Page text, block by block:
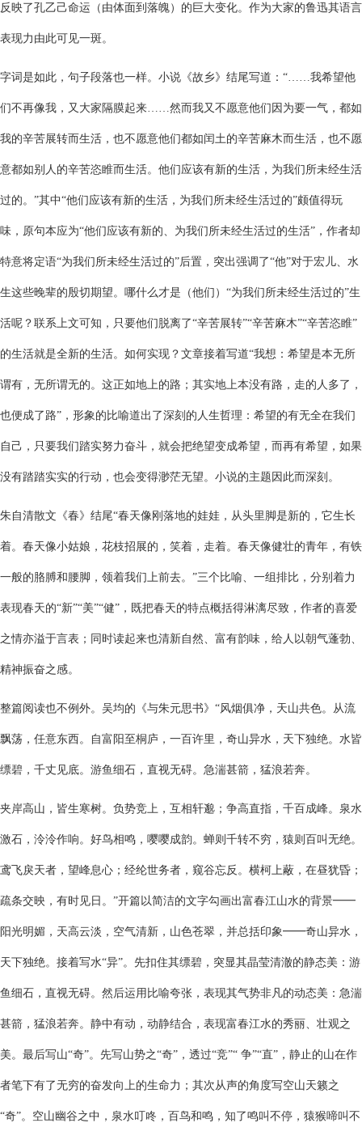
反映了孔乙己命运（由体面到落魄）的巨大变化。作为大家的鲁迅其语言
表现力由此可见一斑。
字词是如此，句子段落也一样。小说《故乡》结尾写道：“……我希望他
们不再像我，又大家隔膜起来……然而我又不愿意他们因为要一气，都如
我的辛苦展转而生活，也不愿意他们都如闰土的辛苦麻木而生活，也不愿
意都如别人的辛苦恣睢而生活。他们应该有新的生活，为我们所未经生活
过的。”其中“他们应该有新的生活，为我们所未经生活过的”颇值得玩
味，原句本应为“他们应该有新的、为我们所未经生活过的生活”，作者却
特意将定语“为我们所未经生活过的”后置，突出强调了“他”对于宏儿、水
生这些晚辈的殷切期望。哪什么才是（他们）“为我们所未经生活过的”生
活呢？联系上文可知，只要他们脱离了“辛苦展转”“辛苦麻木”“辛苦恣睢”
的生活就是全新的生活。如何实现？文章接着写道“我想：希望是本无所
谓有，无所谓无的。这正如地上的路；其实地上本没有路，走的人多了，
也便成了路”，形象的比喻道出了深刻的人生哲理：希望的有无全在我们
自己，只要我们踏实努力奋斗，就会把绝望变成希望，而再有希望，如果
没有踏踏实实的行动，也会变得渺茫无望。小说的主题因此而深刻。
朱自清散文《春》结尾“春天像刚落地的娃娃，从头里脚是新的，它生长
着。春天像小姑娘，花枝招展的，笑着，走着。春天像健壮的青年，有铁
一般的胳膊和腰脚，领着我们上前去。”三个比喻、一组排比，分别着力
表现春天的“新”“美”“健”，既把春天的特点概括得淋漓尽致，作者的喜爱
之情亦溢于言表；同时读起来也清新自然、富有韵味，给人以朝气蓬勃、
精神振奋之感。
整篇阅读也不例外。吴均的《与朱元思书》“风烟俱净，天山共色。从流
飘荡，任意东西。自富阳至桐庐，一百许里，奇山异水，天下独绝。水皆
缥碧，千丈见底。游鱼细石，直视无碍。急湍甚箭，猛浪若奔。
夹岸高山，皆生寒树。负势竞上，互相轩邈；争高直指，千百成峰。泉水
激石，泠泠作响。好鸟相鸣，嘤嘤成韵。蝉则千转不穷，猿则百叫无绝。
鸢飞戾天者，望峰息心；经纶世务者，窥谷忘反。横柯上蔽，在昼犹昏；
疏条交映，有时见日。”开篇以简洁的文字勾画出富春江山水的背景━━
阳光明媚，天高云淡，空气清新，山色苍翠，并总括印象━━奇山异水，
天下独绝。接着写水“异”。先扣住其缥碧，突显其晶莹清澈的静态美：游
鱼细石，直视无碍。然后运用比喻夸张，表现其气势非凡的动态美：急湍
甚箭，猛浪若奔。静中有动，动静结合，表现富春江水的秀丽、壮观之
美。最后写山“奇”。先写山势之“奇”，透过“竞”“ 争”“直”，静止的山在作
者笔下有了无穷的奋发向上的生命力；其次从声的角度写空山天籁之
“奇”。空山幽谷之中，泉水叮咚，百鸟和鸣，知了鸣叫不停，猿猴啼叫不